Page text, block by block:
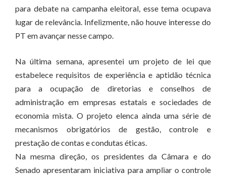
para debate na campanha eleitoral, esse tema ocupava
lugar de relevância. Infelizmente, não houve interesse do
PT em avançar nesse campo.
Na última semana, apresentei um projeto de lei que
estabelece requisitos de experiência e aptidão técnica
para a ocupação de diretorias e conselhos de
administração em empresas estatais e sociedades de
economia mista. O projeto elenca ainda uma série de
mecanismos obrigatórios de gestão, controle e
prestação de contas e condutas éticas.
Na mesma direção, os presidentes da Câmara e do
Senado apresentaram iniciativa para ampliar o controle